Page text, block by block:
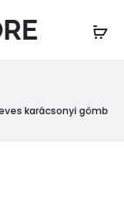
karácsonyi gömb